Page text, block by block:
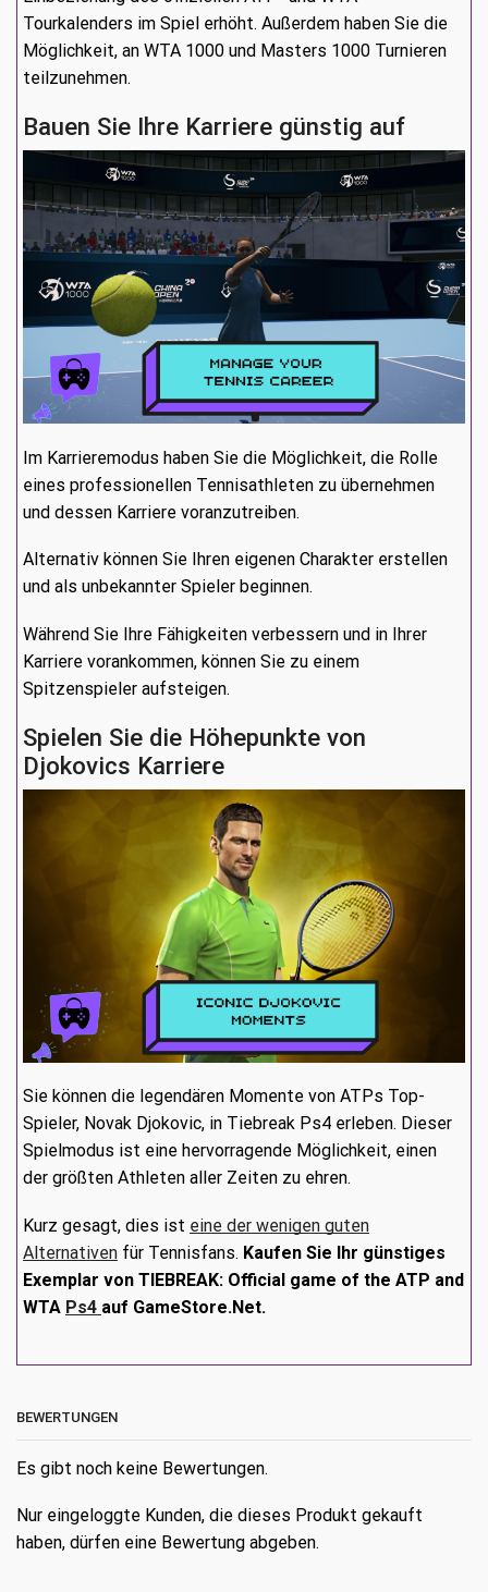
Tourkalenders im Spiel erhöht. Außerdem haben Sie die
Möglichkeit, an WTA 1000 und Masters 1000 Turnieren
teilzunehmen.
Bauen Sie Ihre Karriere günstig auf
Im Karrieremodus haben Sie die Möglichkeit, die Rolle
eines professionellen Tennisathleten zu übernehmen
und dessen Karriere voranzutreiben.
Alternativ können Sie Ihren eigenen Charakter erstellen
und als unbekannter Spieler beginnen.
Während Sie Ihre Fähigkeiten verbessern und in Ihrer
Karriere vorankommen, können Sie zu einem
Spitzenspieler aufsteigen.
Spielen Sie die Höhepunkte von
Djokovics Karriere
Sie können die legendären Momente von ATPs Top-
Spieler, Novak Djokovic, in Tiebreak Ps4 erleben. Dieser
Spielmodus ist eine hervorragende Möglichkeit, einen
der größten Athleten aller Zeiten zu ehren.
Kurz gesagt, dies ist eine der wenigen guten
Alternativen für Tennisfans. Kaufen Sie Ihr günstiges
Exemplar von TIEBREAK: Official game of the ATP and
WTA Ps4 auf GameStore.Net.
BEWERTUNGEN
Es gibt noch keine Bewertungen.
Nur eingeloggte Kunden, die dieses Produkt gekauft
haben, dürfen eine Bewertung abgeben.